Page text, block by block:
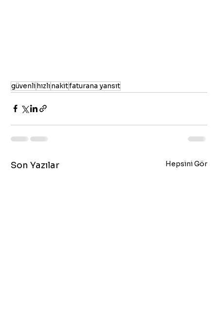
güvenlihızlınakitfaturana yansıt
Son Yazılar Hepsini Gör